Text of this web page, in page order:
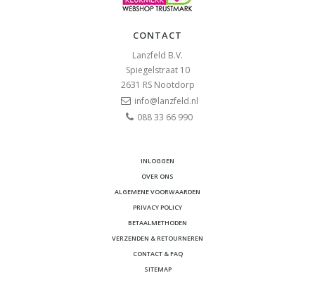
CONTACT
Lanzfeld B.V.
Spiegelstraat 10
2631 RS Nootdorp
info@lanzfeld.nl
088 33 66 990
INLOGGEN
OVER ONS
ALGEMENE VOORWAARDEN
PRIVACY POLICY
BETAALMETHODEN
VERZENDEN & RETOURNEREN
CONTACT & FAQ
SITEMAP